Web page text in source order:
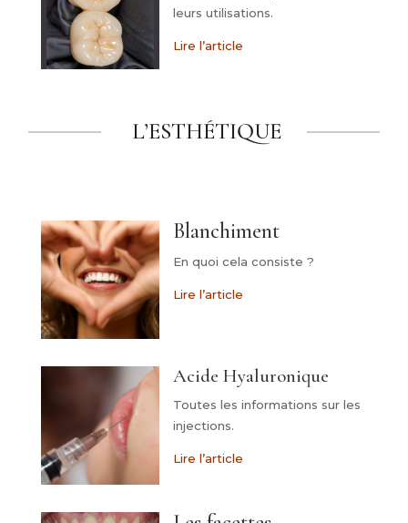
leurs utilisations.
Lire l’article
L’ESTHÉTIQUE
Blanchiment
En quoi cela consiste ?
Lire l’article
Acide Hyaluronique
Toutes les informations sur les
injections.
Lire l’article